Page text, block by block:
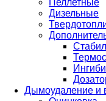
Дизельные
Дымоудаление и